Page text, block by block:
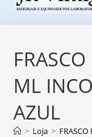
ML
AZUL
> Loja >